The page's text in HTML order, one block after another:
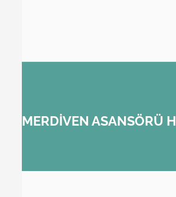
MERDİVEN ASANSÖRÜ